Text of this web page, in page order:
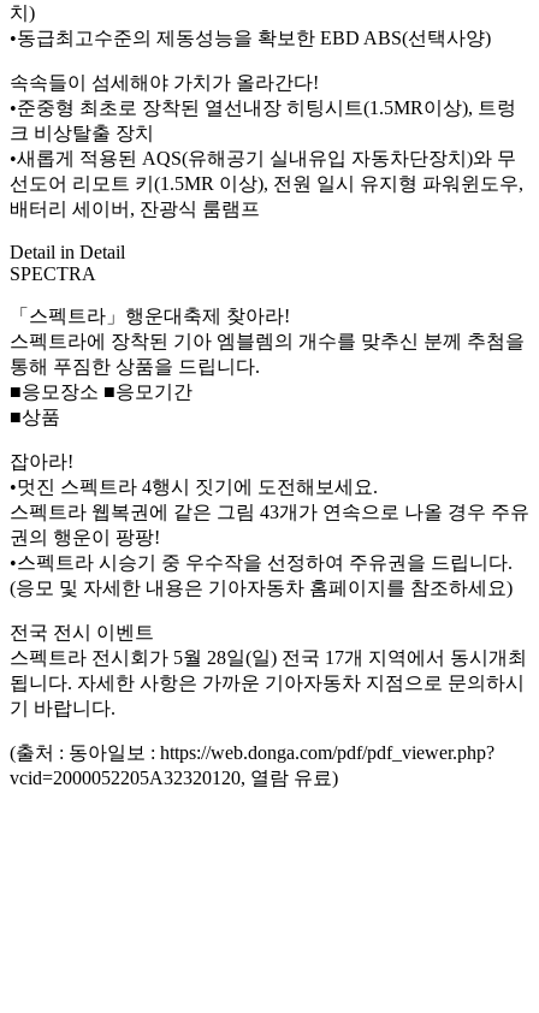
치)
•동급최고수준의 제동성능을 확보한 EBD ABS(선택사양)
속속들이 섬세해야 가치가 올라간다!
•준중형 최초로 장착된 열선내장 히팅시트(1.5MR이상), 트렁
크 비상탈출 장치
•새롭게 적용된 AQS(유해공기 실내유입 자동차단장치)와 무
선도어 리모트 키(1.5MR 이상), 전원 일시 유지형 파워윈도우,
배터리 세이버, 잔광식 룸램프
Detail in Detail
SPECTRA
「스펙트라」행운대축제 찾아라!
스펙트라에 장착된 기아 엠블렘의 개수를 맞추신 분께 추첨을
통해 푸짐한 상품을 드립니다.
■응모장소 ■응모기간
■상품
잡아라!
•멋진 스펙트라 4행시 짓기에 도전해보세요.
스펙트라 웹복권에 같은 그림 43개가 연속으로 나올 경우 주유
권의 행운이 팡팡!
•스펙트라 시승기 중 우수작을 선정하여 주유권을 드립니다.
(응모 및 자세한 내용은 기아자동차 홈페이지를 참조하세요)
전국 전시 이벤트
스펙트라 전시회가 5월 28일(일) 전국 17개 지역에서 동시개최
됩니다. 자세한 사항은 가까운 기아자동차 지점으로 문의하시
기 바랍니다.
(출처 : 동아일보 : https://web.donga.com/pdf/pdf_viewer.php?
vcid=2000052205A32320120, 열람 유료)